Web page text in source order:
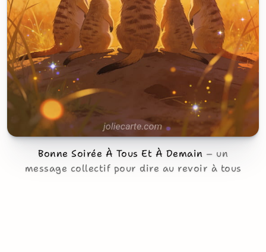
Bonne Soirée À Tous Et À Demain
un
message collectif pour dire au revoir à tous